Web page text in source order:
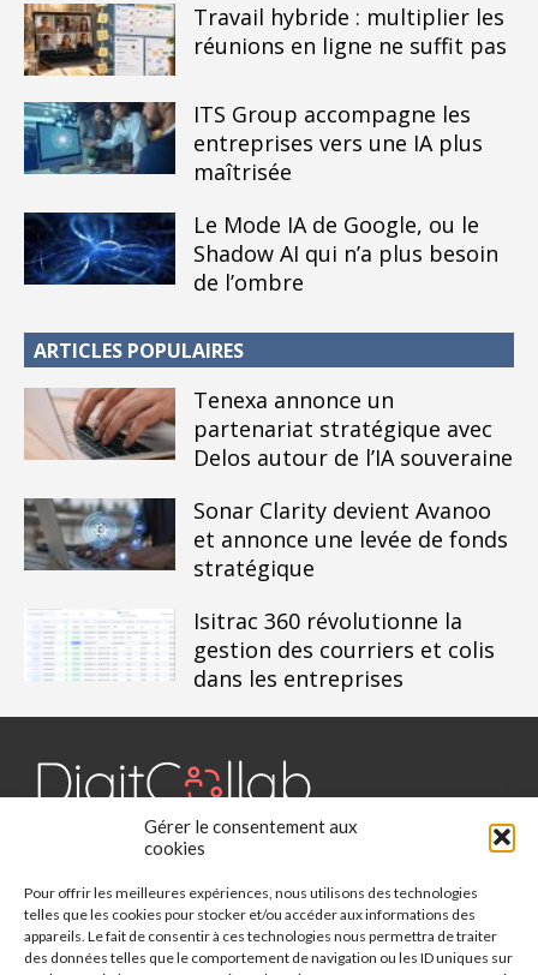
Gérer le consentement aux
cookies
Pour offrir les meilleures expériences, nous utilisons des technologies
telles que les cookies pour stocker et/ou accéder aux informations des
appareils. Le fait de consentir à ces technologies nous permettra de traiter
des données telles que le comportement de navigation ou les ID uniques sur
Travail hybride : multiplier les
réunions en ligne ne suffit pas
ITS Group accompagne les
entreprises vers une IA plus
maîtrisée
Le Mode IA de Google, ou le
Shadow AI qui n’a plus besoin
de l’ombre
ARTICLES POPULAIRES
Tenexa annonce un
partenariat stratégique avec
Delos autour de l’IA souveraine
Sonar Clarity devient Avanoo
et annonce une levée de fonds
stratégique
Isitrac 360 révolutionne la
gestion des courriers et colis
dans les entreprises
Digit Collab est un média dédié aux outils collaboratifs, retrouvez
des études, des évènements, des livres blancs et les nominations
du secteur. Retrouvez toutes les informations sur les innovations
des outils collaboratifs.